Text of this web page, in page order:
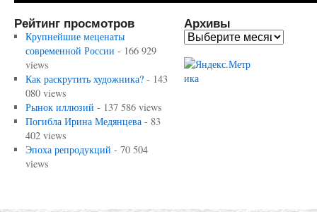
Рейтинг просмотров
Крупнейшие меценаты
современной России - 166 929
views
Как раскрутить художника?- 143
080 views
Рынок иллюзий - 137 586 views
Погибла Ирина Медянцева- 83
402 views
Эпоха репродукций - 70 504
views
Архивы